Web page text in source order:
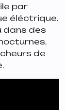
par
éléctrique.
dans des
de